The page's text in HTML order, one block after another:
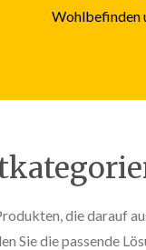
Wohlbefinden
die darauf
Sie die passende